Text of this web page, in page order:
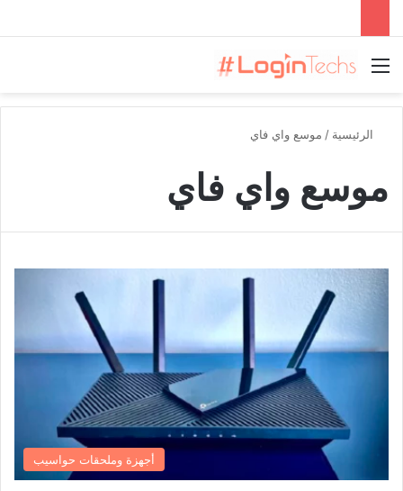
القائمة
الرئيسية / موسع واي فاي
موسع واي فاي
أجهزة وملحقات حواسيب